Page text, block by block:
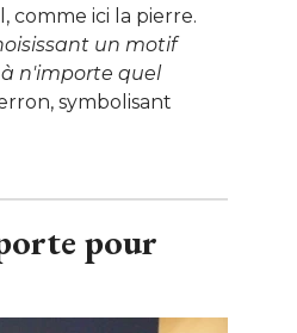
ici la pierre.
un motif
n'importe quel
symbolisant
pour